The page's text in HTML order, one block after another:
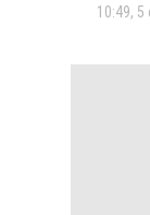
10:49, 5